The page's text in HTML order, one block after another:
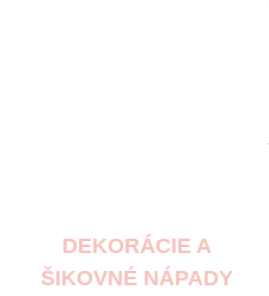
DEKORÁCIE A
ŠIKOVNÉ NÁPADY